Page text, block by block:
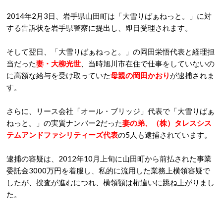
2014年2月3日、岩手県山田町は「大雪りばぁねっと。」に対
する告訴状を岩手県警察に提出し、即日受理されます。
そして翌日、「大雪りばぁねっと。」の岡田栄悟代表と経理担
当だった妻・大柳光世 、当時旭川市在住で仕事をしていないの
に高額な給与を受け取っていた母親の岡田かおり が逮捕されま
す。
さらに、リース会社「オール・ブリッジ」代表で「大雪りばぁ
ねっと。」の実質ナンバー2だった妻の弟、（株）タレスシス
テムアンドファシリティーズ代表の5人も逮捕されています。
逮捕の容疑は、2012年10月上旬に山田町から前払された事業
委託金3000万円を着服し、私的に流用した業務上横領容疑で
したが、捜査が進むにつれ、横領額は桁違いに跳ね上がりまし
た。